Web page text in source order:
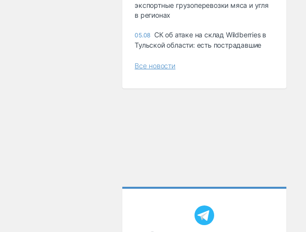
экспортные грузоперевозки мяса и угля
в регионах
05.08 СК об атаке на склад Wildberries в
Тульской области: есть пострадавшие
Все новости